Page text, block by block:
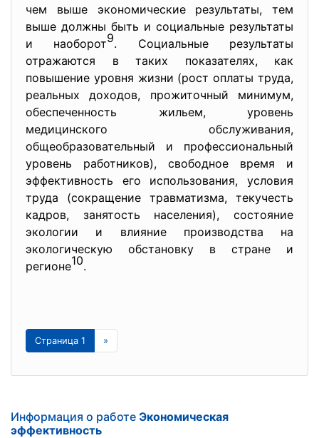
чем выше экономические результаты, тем
выше должны быть и социальные результаты
и наоборот9. Социальные результаты
отражаются в таких показателях, как
повышение уровня жизни (рост оплаты труда,
реальных доходов, прожиточный минимум,
обеспеченность жильем, уровень
медицинского обслуживания,
общеобразовательный и профессиональный
уровень работников), свободное время и
эффективность его использования, условия
труда (сокращение травматизма, текучесть
кадров, занятость населения), состояние
экологии и влияние производства на
экологическую обстановку в стране и
регионе10.
Страница 1 »
Информация о работе Экономическая
эффективность